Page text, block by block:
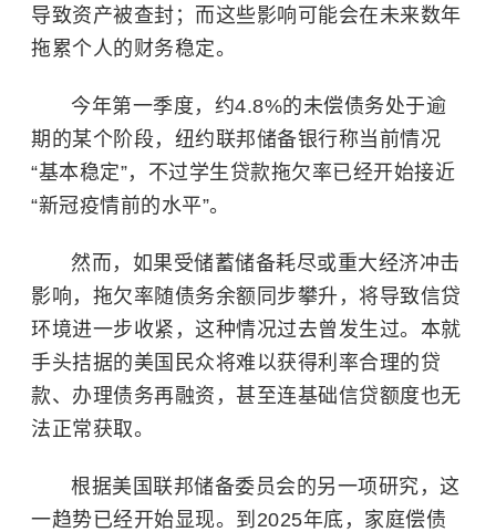
导致资产被查封；而这些影响可能会在未来数年
拖累个人的财务稳定。
今年第一季度，约4.8%的未偿债务处于逾
期的某个阶段，纽约联邦储备银行称当前情况
“基本稳定”，不过学生贷款拖欠率已经开始接近
“新冠疫情前的水平”。
然而，如果受储蓄储备耗尽或重大经济冲击
影响，拖欠率随债务余额同步攀升，将导致信贷
环境进一步收紧，这种情况过去曾发生过。本就
手头拮据的美国民众将难以获得利率合理的贷
款、办理债务再融资，甚至连基础信贷额度也无
法正常获取。
根据美国联邦储备委员会的另一项研究，这
一趋势已经开始显现。到2025年底，家庭偿债